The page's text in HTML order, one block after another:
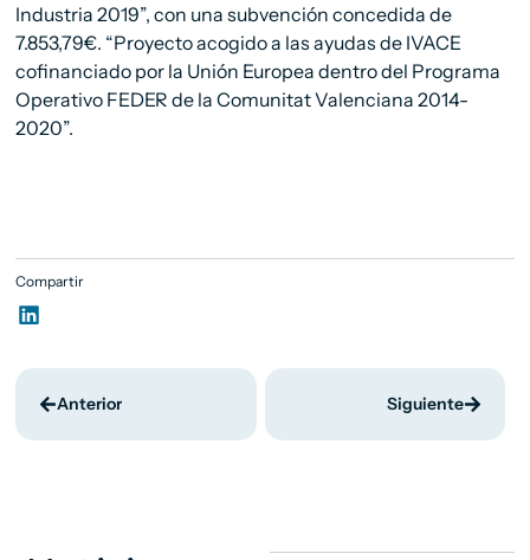
Industria 2019”, con una subvención concedida de
7.853,79€. “Proyecto acogido a las ayudas de IVACE
cofinanciado por la Unión Europea dentro del Programa
Operativo FEDER de la Comunitat Valenciana 2014-
2020”.
Compartir
Anterior Siguiente